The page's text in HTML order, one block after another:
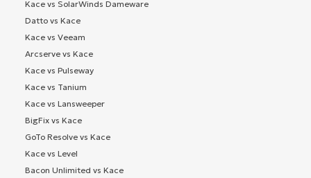
Kace vs SolarWinds Dameware
Datto vs Kace
Kace vs Veeam
Arcserve vs Kace
Kace vs Pulseway
Kace vs Tanium
Kace vs Lansweeper
BigFix vs Kace
GoTo Resolve vs Kace
Kace vs Level
Bacon Unlimited vs Kace